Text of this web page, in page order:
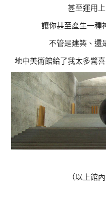
甚至運用
讓你甚至產生一種
不管是建築、還
地中美術館給了我太多驚
（以上館